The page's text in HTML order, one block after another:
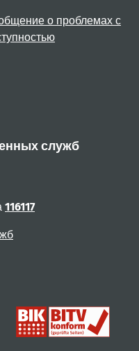
о проблемах с
служб
116117